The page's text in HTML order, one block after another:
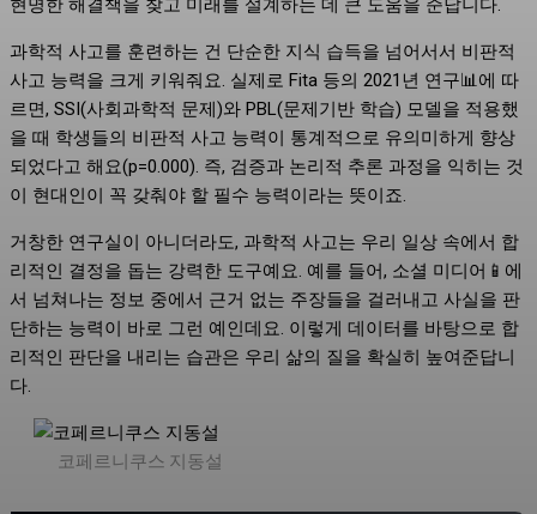
현명한 해결책을 찾고 미래를 설계하는 데 큰 도움을 준답니다.
과학적 사고를 훈련하는 건 단순한 지식 습득을 넘어서서 비판적
사고 능력을 크게 키워줘요. 실제로 Fita 등의 2021년 연구📊에 따
르면, SSI(사회과학적 문제)와 PBL(문제기반 학습) 모델을 적용했
을 때 학생들의 비판적 사고 능력이 통계적으로 유의미하게 향상
되었다고 해요(p=0.000). 즉, 검증과 논리적 추론 과정을 익히는 것
이 현대인이 꼭 갖춰야 할 필수 능력이라는 뜻이죠.
거창한 연구실이 아니더라도, 과학적 사고는 우리 일상 속에서 합
리적인 결정을 돕는 강력한 도구예요. 예를 들어, 소셜 미디어📱에
서 넘쳐나는 정보 중에서 근거 없는 주장들을 걸러내고 사실을 판
단하는 능력이 바로 그런 예인데요. 이렇게 데이터를 바탕으로 합
리적인 판단을 내리는 습관은 우리 삶의 질을 확실히 높여준답니
다.
코페르니쿠스 지동설